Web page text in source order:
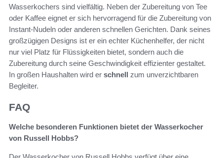
Wasserkochers sind vielfältig. Neben der Zubereitung von Tee
oder Kaffee eignet er sich hervorragend für die Zubereitung von
Instant-Nudeln oder anderen schnellen Gerichten. Dank seines
großzügigen Designs ist er ein echter Küchenhelfer, der nicht
nur viel Platz für Flüssigkeiten bietet, sondern auch die
Zubereitung durch seine Geschwindigkeit effizienter gestaltet.
In großen Haushalten wird er schnell zum unverzichtbaren
Begleiter.
FAQ
Welche besonderen Funktionen bietet der Wasserkocher
von Russell Hobbs?